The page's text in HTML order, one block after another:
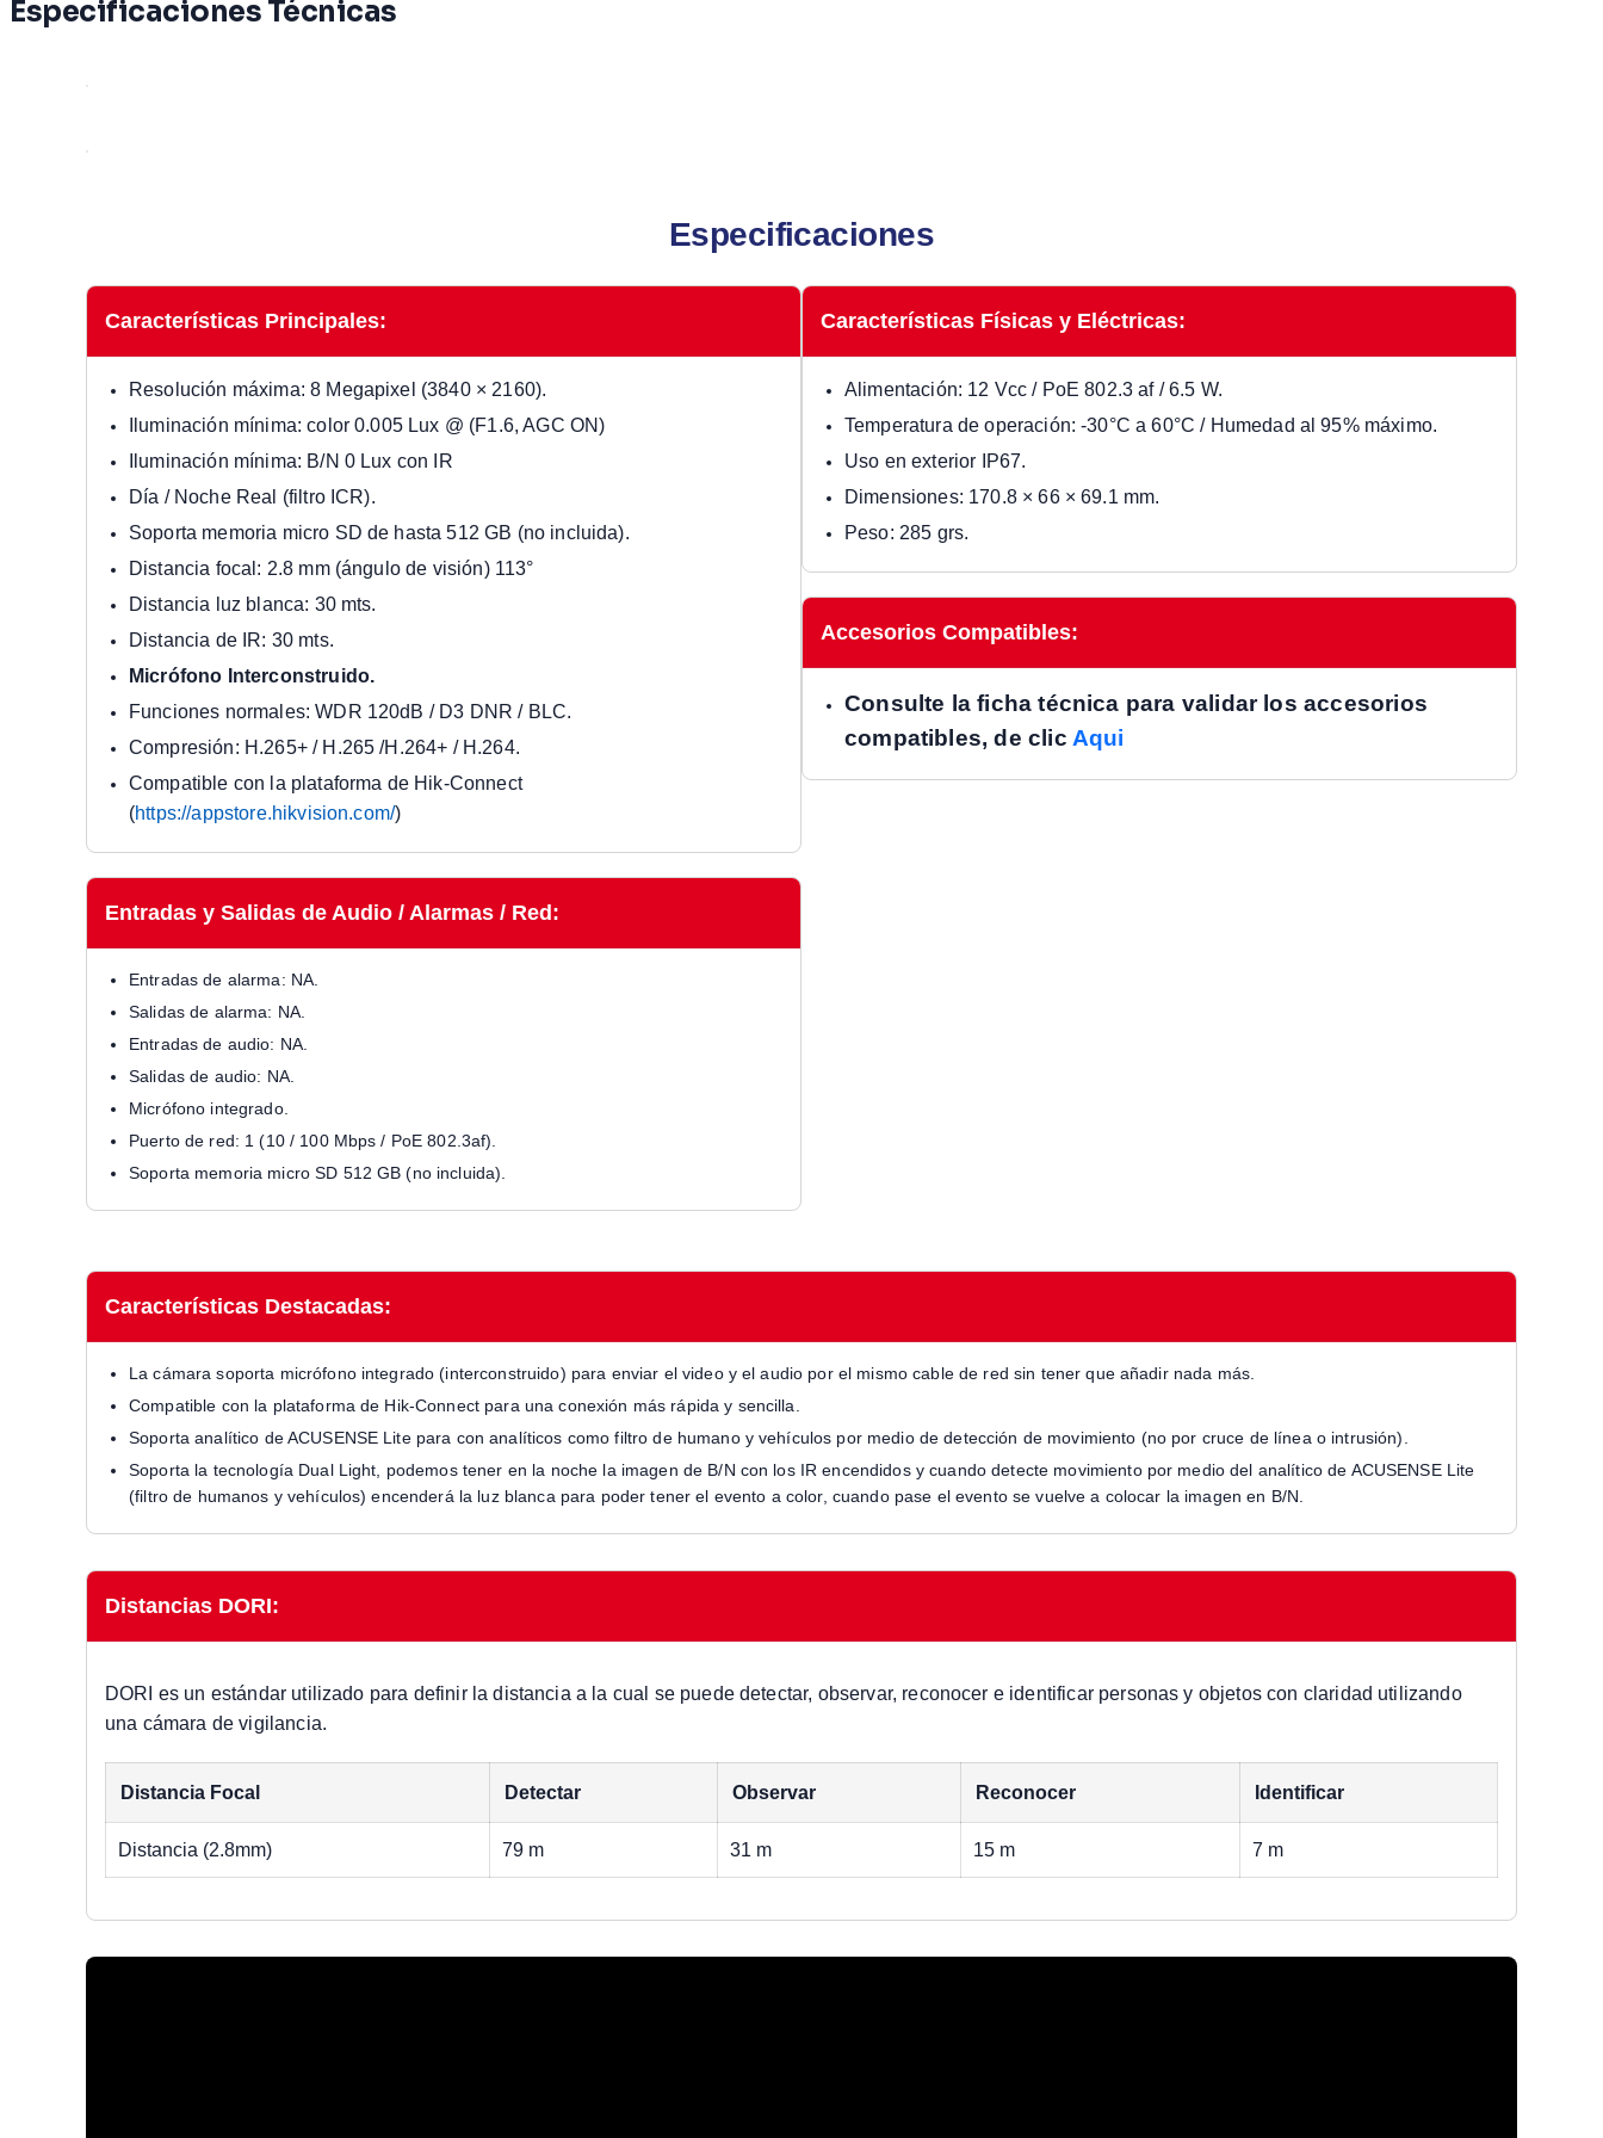
Especificaciones Técnicas
Especificaciones
Características Principales:
Resolución máxima: 8 Megapixel (3840 × 2160).
Iluminación mínima: color 0.005 Lux @ (F1.6, AGC ON)
Iluminación mínima: B/N 0 Lux con IR
Día / Noche Real (filtro ICR).
Soporta memoria micro SD de hasta 512 GB (no incluida).
Distancia focal: 2.8 mm (ángulo de visión) 113°
Distancia luz blanca: 30 mts.
Distancia de IR: 30 mts.
Micrófono Interconstruido.
Funciones normales: WDR 120dB / D3 DNR / BLC.
Compresión: H.265+ / H.265 /H.264+ / H.264.
Compatible con la plataforma de Hik-Connect
(https://appstore.hikvision.com/)
Entradas y Salidas de Audio / Alarmas / Red:
Entradas de alarma: NA.
Salidas de alarma: NA.
Entradas de audio: NA.
Salidas de audio: NA.
Micrófono integrado.
Puerto de red: 1 (10 / 100 Mbps / PoE 802.3af).
Soporta memoria micro SD 512 GB (no incluida).
Características Físicas y Eléctricas:
Alimentación: 12 Vcc / PoE 802.3 af / 6.5 W.
Temperatura de operación: -30°C a 60°C / Humedad al 95% máximo.
Uso en exterior IP67.
Dimensiones: 170.8 × 66 × 69.1 mm.
Peso: 285 grs.
Accesorios Compatibles:
Consulte la ficha técnica para validar los accesorios
compatibles, de clic Aqui
Características Destacadas:
La cámara soporta micrófono integrado (interconstruido) para enviar el video y el audio por el mismo cable de red sin tener que añadir nada más.
Compatible con la plataforma de Hik-Connect para una conexión más rápida y sencilla.
Soporta analítico de ACUSENSE Lite para con analíticos como filtro de humano y vehículos por medio de detección de movimiento (no por cruce de línea o intrusión).
Soporta la tecnología Dual Light, podemos tener en la noche la imagen de B/N con los IR encendidos y cuando detecte movimiento por medio del analítico de ACUSENSE Lite
(filtro de humanos y vehículos) encenderá la luz blanca para poder tener el evento a color, cuando pase el evento se vuelve a colocar la imagen en B/N.
Distancias DORI:
DORI es un estándar utilizado para definir la distancia a la cual se puede detectar, observar, reconocer e identificar personas y objetos con claridad utilizando
una cámara de vigilancia.
Distancia Focal Detectar Observar Reconocer Identificar
Distancia (2.8mm) 79 m 31 m 15 m 7 m